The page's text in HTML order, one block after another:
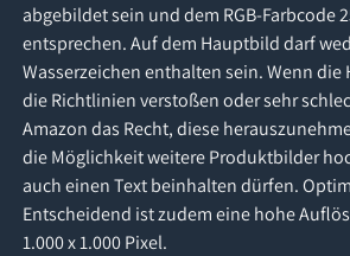
abgebildet sein und dem RGB-Farbcode
entsprechen. Auf dem Hauptbild darf
Wasserzeichen enthalten sein. Wenn die
die Richtlinien verstoßen oder sehr
Amazon das Recht, diese
die Möglichkeit weitere Produktbilder
auch einen Text beinhalten dürfen.
Entscheidend ist zudem eine hohe
1.000 x 1.000 Pixel.